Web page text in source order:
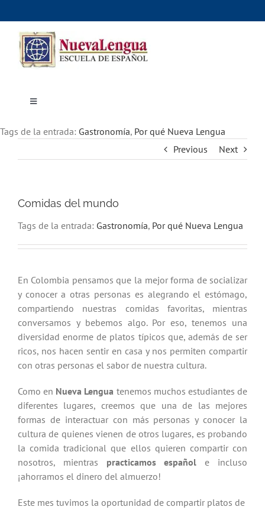
to
content
Toggle
Cursos
Dónde estudiar
Tags de la entrada: Gastronomía, Por qué Nueva Lengua
Previous
Next
Comidas del mundo
Tags de la entrada: Gastronomía, Por qué Nueva Lengua
En Colombia pensamos que la mejor forma de socializar
y conocer a otras personas es alegrando el estómago,
compartiendo nuestras comidas favoritas, mientras
conversamos y bebemos algo. Por eso, tenemos una
diversidad enorme de platos típicos que, además de ser
ricos, nos hacen sentir en casa y nos permiten compartir
con otras personas el sabor de nuestra cultura.
Como en Nueva Lengua tenemos muchos estudiantes de
diferentes lugares, creemos que una de las mejores
formas de interactuar con más personas y conocer la
cultura de quienes vienen de otros lugares, es probando
la comida tradicional que ellos quieren compartir con
nosotros, mientras practicamos español e incluso
¡ahorramos el dinero del almuerzo!
Este mes tuvimos la oportunidad de compartir platos de